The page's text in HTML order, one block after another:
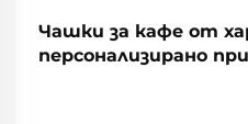
Чашки за кафе от
персонализирано